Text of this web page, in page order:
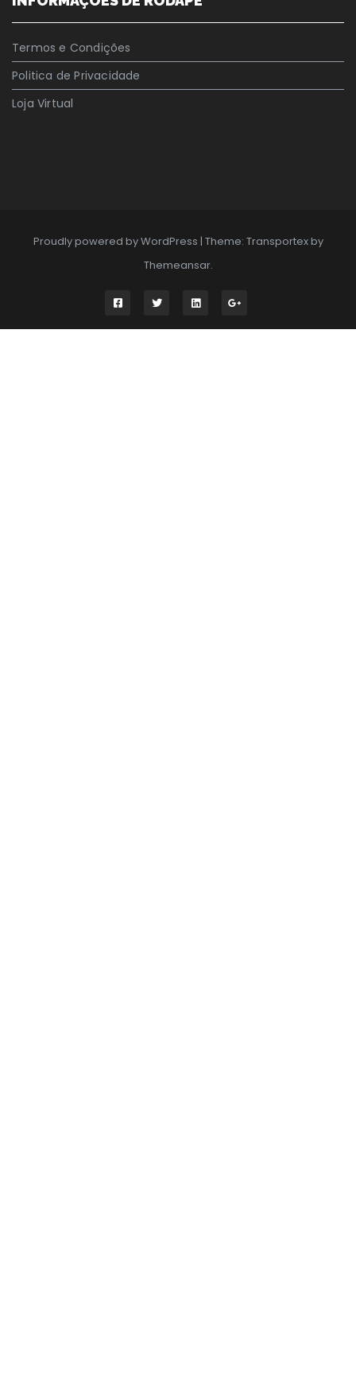
Termos e Condições
Politica de Privacidade
Loja Virtual
Proudly powered by WordPress | Theme: Transportex by
Themeansar.